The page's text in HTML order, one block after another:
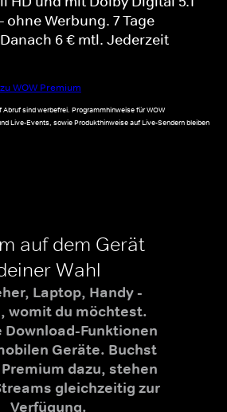
ohne Werbung. 7 Tage
6 € mtl. Jederzeit
WOW Premium
sind werbefrei. Programmhinweise für WOW
Live-Events, sowie Produkthinweise auf Live-Sendern bleiben
auf dem Gerät
Wahl
Laptop, Handy -
womit du möchtest.
Download-Funktionen
Geräte. Buchst
Premium dazu, stehen
gleichzeitig zur
Verfügung.